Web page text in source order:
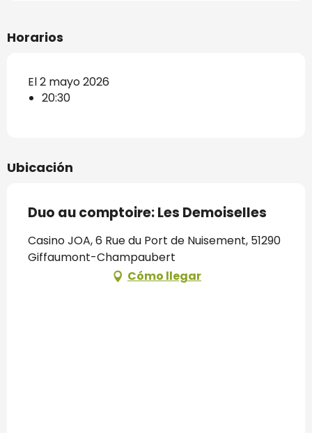
Horarios
El 2 mayo 2026
20:30
Ubicación
Duo au comptoire: Les Demoiselles
Casino JOA, 6 Rue du Port de Nuisement, 51290
Giffaumont-Champaubert
Cómo llegar